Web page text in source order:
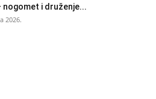
nogomet i druženje...
2026.